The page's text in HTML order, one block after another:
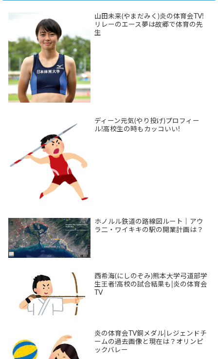
山田未来(やまだみく)炎の体育会TV!
リレーのエース夢は故郷で体育の先
生
ディーン元気(やり投げ)プロフィー
ル!高校生の時もカッコいい!
ホノルル鉄道の路線図ルート｜アウ
ラ二・ワイキキの駅の開業計画は？
西希海(にしのぞみ)熊本大学弓道部学
生王者!高校の試合結果も|炎の体育会
TV
炎の体育会TV銅メダル|レジェンドチ
ームの過去画像と現在は？オリンピ
ックバレー